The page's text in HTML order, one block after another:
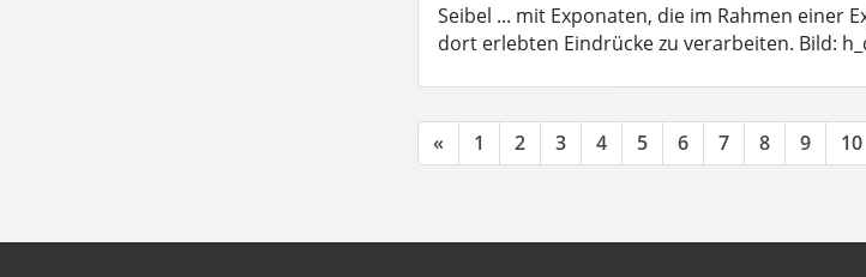
Seibel ... mit Exponaten, die im Rahmen einer
dort erlebten Eindrücke zu verarbeiten. Bild:
« 1 2 3 4 5 6 7 8 9 10